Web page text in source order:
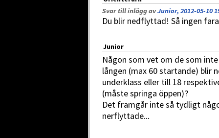
Svar till inlägg avJunior, 2012-05-10
Du blir nedflyttad! Så ingen fara
Junior
Någon som vet om de som
lången (max 60 startande) blir
underklass eller till 18
(måste springa öppen)?
Det framgår inte så tydligt
nerflyttade...